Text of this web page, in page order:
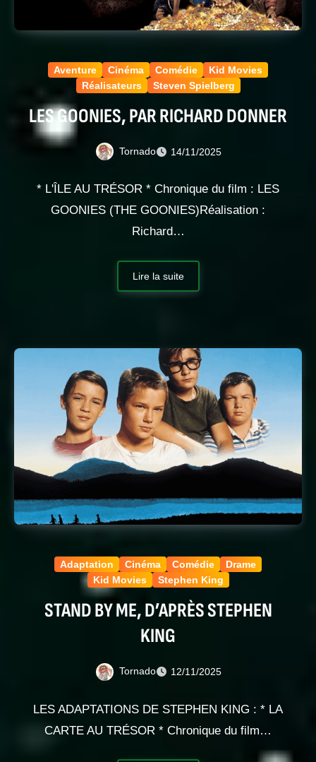
Aventure Cinéma Comédie
Kid Movies
Réalisateurs
Steven Spielberg
LES GOONIES, PAR RICHARD DONNER
Tornado 14/11/2025
* L'ÎLE AU TRÉSOR * Chronique du film : LES
GOONIES (THE GOONIES)Réalisation :
Richard…
Lire la suite
Adaptation Cinéma Comédie
Drame
Kid Movies
Stephen King
STAND BY ME, D’APRÈS STEPHEN
KING
Tornado 12/11/2025
LES ADAPTATIONS DE STEPHEN KING : * LA
CARTE AU TRÉSOR * Chronique du film…